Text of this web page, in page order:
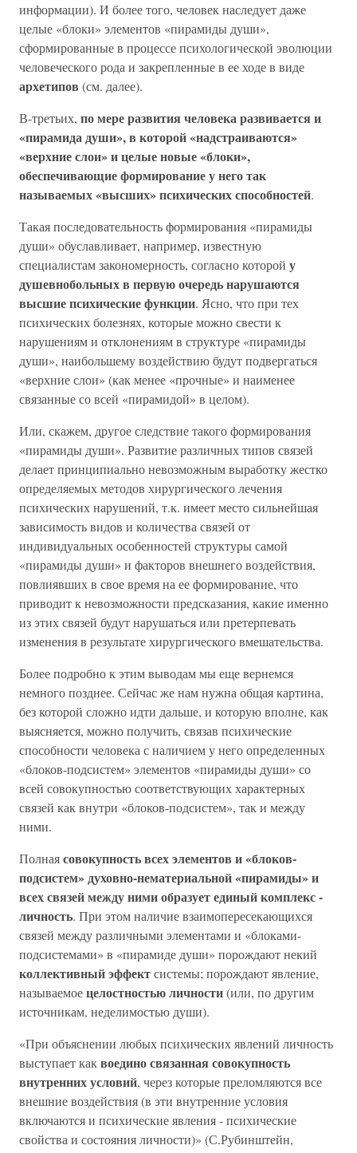
информации). И более того, человек наследует даже
целые «блоки» элементов «пирамиды души»,
сформированные в процессе психологической эволюции
человеческого рода и закрепленные в ее ходе в виде
архетипов (см. далее).
В-третьих, по мере развития человека развивается и
«пирамида души», в которой «надстраиваются»
«верхние слои» и целые новые «блоки»,
обеспечивающие формирование у него так
называемых «высших» психических способностей.
Такая последовательность формирования «пирамиды
души» обуславливает, например, известную
специалистам закономерность, согласно которой у
душевнобольных в первую очередь нарушаются
высшие психические функции. Ясно, что при тех
психических болезнях, которые можно свести к
нарушениям и отклонениям в структуре «пирамиды
души», наибольшему воздействию будут подвергаться
«верхние слои» (как менее «прочные» и наименее
связанные со всей «пирамидой» в целом).
Или, скажем, другое следствие такого формирования
«пирамиды души». Развитие различных типов связей
делает принципиально невозможным выработку жестко
определяемых методов хирургического лечения
психических нарушений, т.к. имеет место сильнейшая
зависимость видов и количества связей от
индивидуальных особенностей структуры самой
«пирамиды души» и факторов внешнего воздействия,
повлиявших в свое время на ее формирование, что
приводит к невозможности предсказания, какие именно
из этих связей будут нарушаться или претерпевать
изменения в результате хирургического вмешательства.
Более подробно к этим выводам мы еще вернемся
немного позднее. Сейчас же нам нужна общая картина,
без которой сложно идти дальше, и которую вполне, как
выясняется, можно получить, связав психические
способности человека с наличием у него определенных
«блоков-подсистем» элементов «пирамиды души» со
всей совокупностью соответствующих характерных
связей как внутри «блоков-подсистем», так и между
ними.
Полнаясовокупность всех элементов и «блоков-
подсистем» духовно-нематериальной «пирамиды» и
всех связей между ними образует единый комплекс -
личность. При этом наличие взаимопересекающихся
связей между различными элементами и «блоками-
подсистемами» в «пирамиде души» порождают некий
коллективный эффектсистемы; порождают явление,
называемоецелостностью личности(или, по другим
источникам, неделимостью души).
«При объяснении любых психических явлений личность
выступает каквоедино связанная совокупность
внутренних условий, через которые преломляются все
внешние воздействия (в эти внутренние условия
включаются и психические явления - психические
свойства и состояния личности)» (С.Рубинштейн,